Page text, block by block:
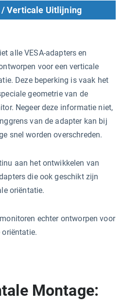
Verticale Uitlijning
alle VESA-adapters en
voor een verticale
Deze beperking is vaak het
geometrie van de
Negeer deze informatie niet,
van de adapter kan bij
snel worden overschreden.
aan het ontwikkelen van
die ook geschikt zijn
oriëntatie.
echter ontworpen voor
Montage: